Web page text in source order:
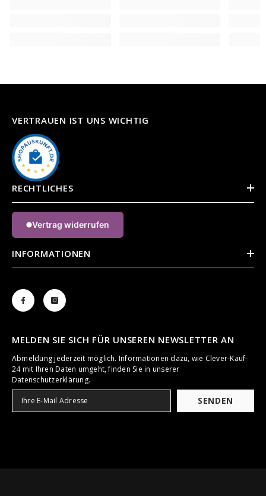
VERTRAUEN IST UNS WICHTIG
RECHTLICHES
Vertrag widerrufen
INFORMATIONEN
MELDEN SIE SICH FÜR UNSEREN NEWSLETTER AN
Abmeldung jederzeit möglich. Informationen dazu, wie Clever-Kauf-
24 mit Ihren Daten umgeht, finden Sie in unserer
Datenschutzerklärung.
SENDEN